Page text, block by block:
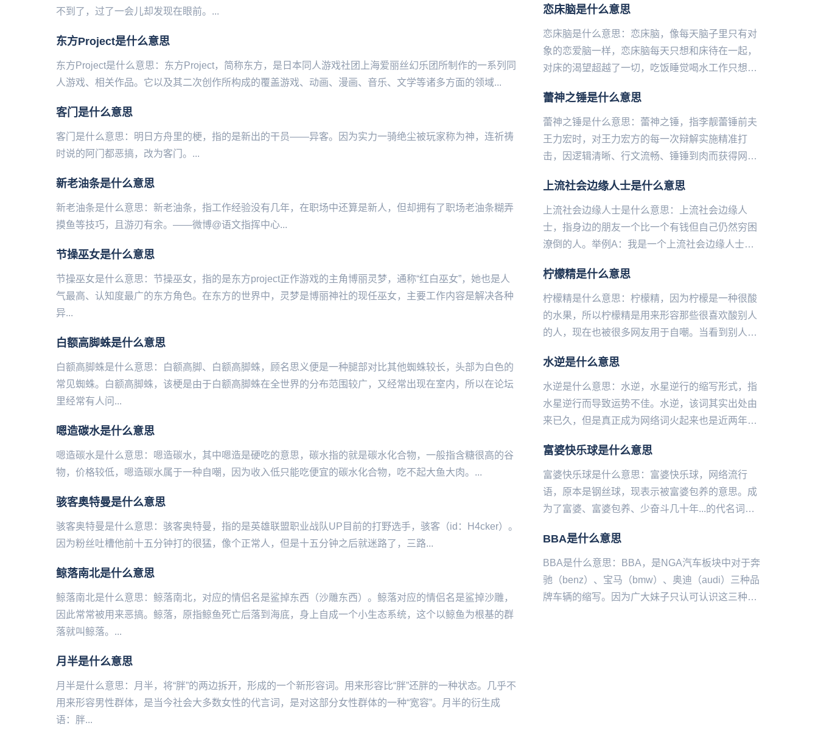
不到了，过了一会儿却发现在眼前。...
东方Project是什么意思
东方Project是什么意思：东方Project，简称东方，是日本同人游戏社团上海爱丽丝幻乐团所制作的一系列同
人游戏、相关作品。它以及其二次创作所构成的覆盖游戏、动画、漫画、音乐、文学等诸多方面的领域...
客门是什么意思
客门是什么意思：明日方舟里的梗，指的是新出的干员——异客。因为实力一骑绝尘被玩‌‌‌‌‌‌‌‌‌‌‌‌‌家称为神，连祈祷
时说的阿门都恶搞，改为客门。...
新老油条是什么意思
新老油条是什么意思：新老油条，指工作经验没有几年，在职场中还算是新人，但却拥有了职场老油条糊弄
摸鱼等技巧，且游刃有余。——微博@语文指挥中心...
节操巫女是什么意思
节操巫女是什么意思：节操巫女，指的是东方project正作游戏的主角博丽灵梦，通称“红白巫女”，她也是人
气最高、认知度最广的东方角色。在东方的世界中，灵梦是博丽神社的现任巫女，主要工作内容是解决各种
异...
白额高脚蛛是什么意思
白额高脚蛛是什么意思：白额高脚、白额高脚蛛，顾名思义便是一种腿部对比其他蜘蛛较长，头部为白色的
常见蜘蛛。白额高脚蛛，该梗是由于白额高脚蛛在全世界的分布范围较广，又经常出现在室内，所以在论坛
里经常有人问...
嗯造碳水是什么意思
嗯造碳水是什么意思：嗯造碳水，其中嗯造是硬吃的意思，碳水指的就是碳水化合物，一般指含糖很高的谷
物，价格较低，嗯造碳水属于一种自嘲，因为收入低只‌‌‌‌‌‌‌‌‌能吃便宜的碳水化合物，吃不起大鱼大肉。...
骇客奥特曼是什么意思
骇客奥特曼是什么意思：骇客奥特曼，指的是英雄联盟职业战队UP目前的打野选手，骇客（id：H4cker）。
因为粉丝吐槽他前十五分钟打的很猛，像个正常人，但是十‌‌‌‌‌‌‌‌‌‌五分钟之后就迷路了，三路...
鲸落南北是什么意思
鲸落南北是什么意思：鲸落南北，对应的情侣名是鲨掉东西（沙雕东西）。鲸落对应的情侣名是鲨掉沙雕，
因此常常被用来恶搞。鲸落，原指鲸鱼死亡后落到海底，身上自成一个小生态系统，这个以鲸鱼为根基的群
落就叫鲸落。...
月半是什么意思
月半是什么意思：月半，将“胖”的两边拆开，形成的一个新形容词。用来形容比“胖”还胖的一种状态。几乎不
用来形容男性群体，是当今社会大多数女性的代言词，是对这部分女性群体的一种“宽容”。月半的衍生成
语：胖...
比较多疑，傻的意思。还可...
恋床脑是什么意思
恋床脑是什么意思：恋床脑，像每天脑子里只有对
象的恋爱脑一样，恋床脑每天只想和床待在一起，
对床的渴望超越了一切，吃饭睡觉喝水工‌‌‌‌‌‌‌‌‌‌‌‌作只想在
蕾神之锤是什么意思
蕾神之锤是什么意思：蕾神之锤，指李靓蕾锤前夫
王力宏时，对王力宏方的每一次辩解实施精准打
击，因逻辑清‌‌‌‌‌‌‌‌‌晰、行文流畅、锤锤到肉而获得网友
上流社会边缘人士是什么意思
上流社会边缘人士是什么意思：上流社会边缘人
士，指身边的朋友一个比一个有钱但自己仍然穷困
潦倒的人。举例A：我是一个上流社会边缘人士，
没有见过...
柠檬精是什么意思
柠檬精是什么意思：柠檬精，因为柠檬是一种很酸
的水果，所以柠檬精是用来形容那些很喜欢酸别人
的人，现在也被很多网友用于自嘲。当看到别人秀
就会表示“我酸了”，因此...
水逆是什么意思
水逆是什么意思：水逆，水星逆行的缩写形式，指
水星逆行而导致运势不佳。水逆，该词其实出处由
来已久，但是真正成为网络词火起来也是近两年来
鲤...等等运势说，信则有...
富婆快乐球是什么意思
富婆快乐球是什么意思：富婆快乐球，网络流行
语，原本是钢丝球，现表示被富婆包养的意思。成
为了富婆、富婆包养、少奋斗几十年...的代名词。
球”...等说法，同时...
BBA是什么意思
BBA是什么意思：BBA，是NGA汽车板块中对于奔
驰（benz）、宝马（bmw）、奥迪（audi）三种品
牌车辆的缩写。因为广大妹子只认可认识这三种牌